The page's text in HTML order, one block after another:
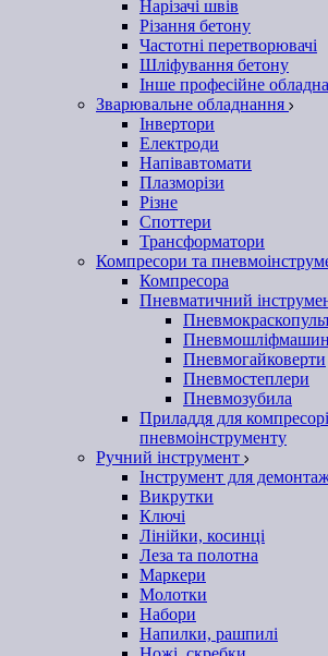
Нарізачі швів
Різання бетону
Частотні перетворювачі
Шліфування бетону
Інше професійне
Зварювальне обладнання
Інвертори
Електроди
Напівавтомати
Плазморізи
Різне
Споттери
Трансформатори
Компресори та
Компресора
Пневматичний
Пневмогайковерти
Пневмостеплери
Пневмозубила
Приладдя для
пневмоінструменту
Ручний інструмент
Інструмент для
Викрутки
Ключі
Лінійки, косинці
Леза та полотна
Маркери
Молотки
Набори
Напилки, рашпилі